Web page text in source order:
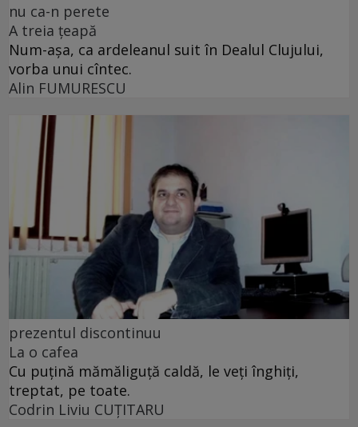
nu ca-n perete
A treia țeapă
Num-așa, ca ardeleanul suit în Dealul Clujului,
vorba unui cîntec.
Alin FUMURESCU
prezentul discontinuu
La o cafea
Cu puţină mămăliguţă caldă, le veţi înghiţi,
treptat, pe toate.
Codrin Liviu CUŢITARU